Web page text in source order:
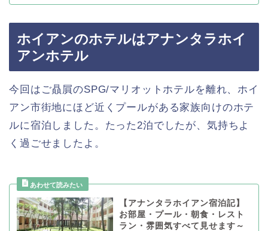
ホイアンのホテルはアナンタラホイ
アンホテル
今回はご贔屓のSPG/マリオットホテルを離れ、ホイ
アン市街地にほど近くプールがある家族向けのホテ
ルに宿泊しました。たった2泊でしたが、気持ちよ
く過ごせましたよ。
【アナンタラホイアン宿泊記】
お部屋・プール・朝食・レスト
ラン・雰囲気すべて見せます～